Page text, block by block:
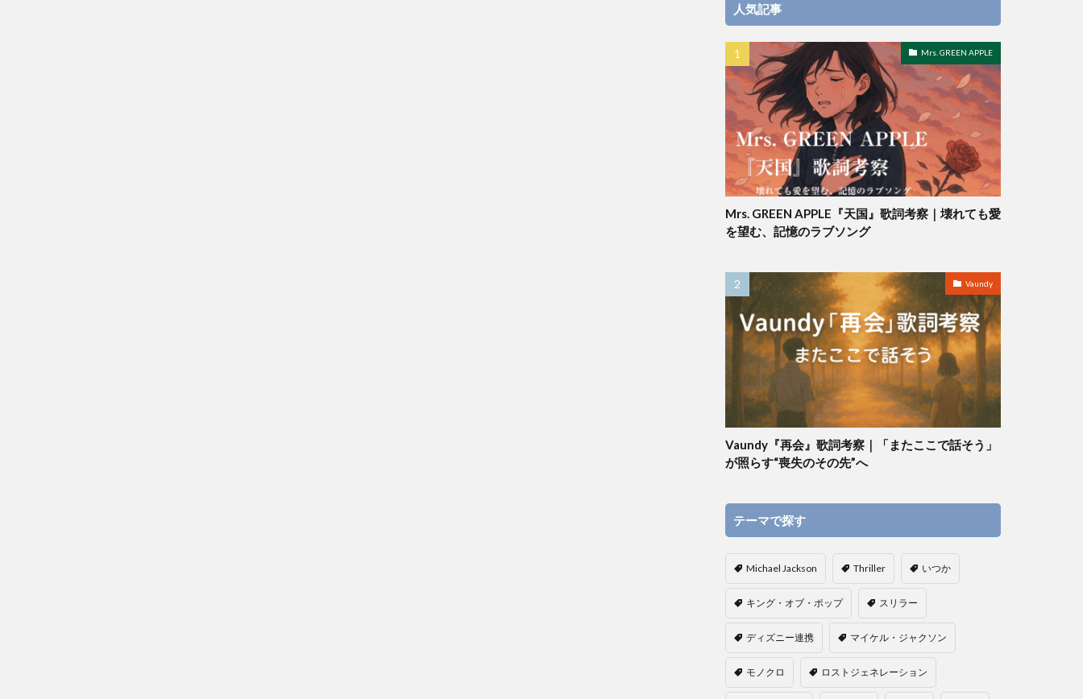
人気記事
Mrs. GREEN APPLE
Mrs. GREEN APPLE『天国』歌詞考察｜壊れても愛
を望む、記憶のラブソング
Vaundy
Vaundy『再会』歌詞考察｜「またここで話そう」
が照らす“喪失のその先”へ
テーマで探す
Michael Jackson Thriller いつか
キング・オブ・ポップ スリラー
ディズニー連携 マイケル・ジャクソン
モノクロ ロストジェネレーション